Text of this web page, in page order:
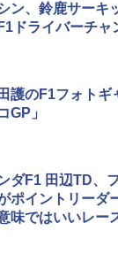
ン、鈴鹿サーキ
ドライバーチャ
護のF1フォトギ
GP」
ダF1 田辺TD、
ポイントリーダ
味ではいいレー